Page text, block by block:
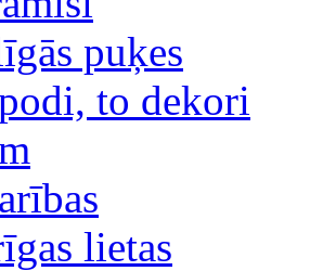
puķes
to dekori
lietas